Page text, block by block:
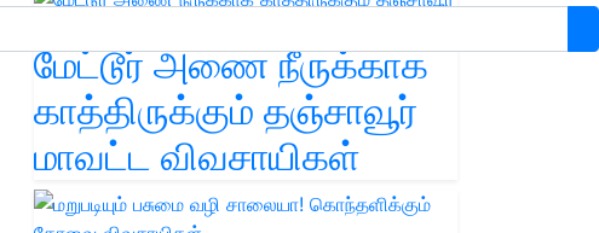
மேட்டூர் அணை நீருக்காக
காத்திருக்கும் தஞ்சாவூர்
மாவட்ட விவசாயிகள்